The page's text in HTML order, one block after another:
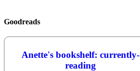
Goodreads
Anette's bookshelf: currently-
reading